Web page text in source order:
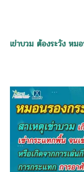
เข่าบวม ต้องระวัง หม